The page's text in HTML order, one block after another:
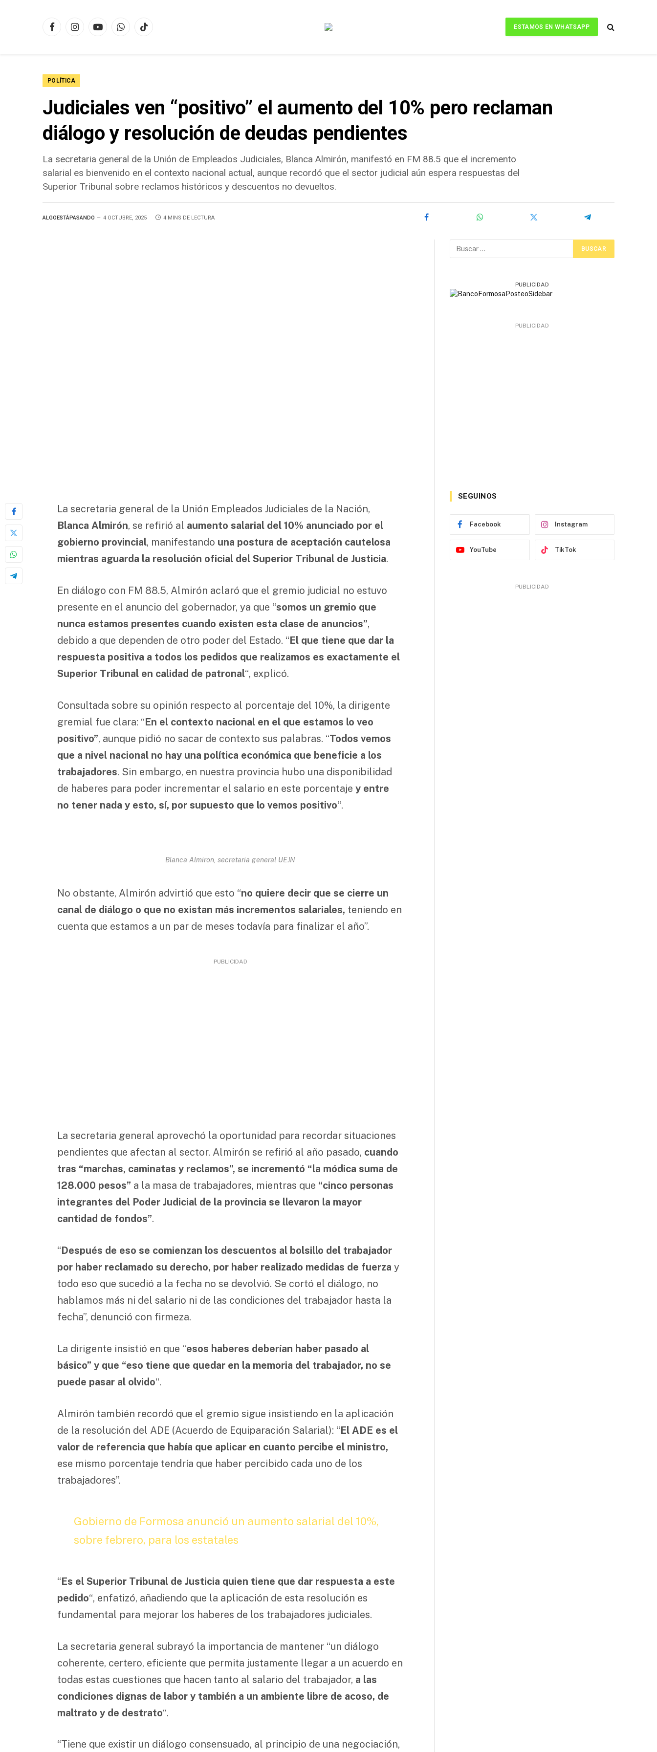
FacebookInstagramYouTubeWhatsAppTikTok
ESTAMOS EN WHATSAPP
POLÍTICA
Judiciales ven “positivo” el aumento del 10% pero reclaman
diálogo y resolución de deudas pendientes
La secretaria general de la Unión de Empleados Judiciales, Blanca Almirón, manifestó en FM 88.5 que el incremento
salarial es bienvenido en el contexto nacional actual, aunque recordó que el sector judicial aún espera respuestas del
Superior Tribunal sobre reclamos históricos y descuentos no devueltos.
ALGOESTÁPASANDO 4 OCTUBRE, 2025 4 MINS DE LECTURA
La secretaria general de la Unión Empleados Judiciales de la Nación,
Blanca Almirón, se refirió al aumento salarial del 10% anunciado por el
gobierno provincial, manifestando una postura de aceptación cautelosa
mientras aguarda la resolución oficial del Superior Tribunal de Justicia.
En diálogo con FM 88.5, Almirón aclaró que el gremio judicial no estuvo
presente en el anuncio del gobernador, ya que “somos un gremio que
nunca estamos presentes cuando existen esta clase de anuncios”,
debido a que dependen de otro poder del Estado. “El que tiene que dar la
respuesta positiva a todos los pedidos que realizamos es exactamente el
Superior Tribunal en calidad de patronal“, explicó.
Consultada sobre su opinión respecto al porcentaje del 10%, la dirigente
gremial fue clara: “En el contexto nacional en el que estamos lo veo
positivo”, aunque pidió no sacar de contexto sus palabras. “Todos vemos
que a nivel nacional no hay una política económica que beneficie a los
trabajadores. Sin embargo, en nuestra provincia hubo una disponibilidad
de haberes para poder incrementar el salario en este porcentajey entre
no tener nada y esto, sí, por supuesto que lo vemos positivo“.
Blanca Almiron, secretaria general UEJN
No obstante, Almirón advirtió que esto “no quiere decir que se cierre un
canal de diálogo o que no existan más incrementos salariales, teniendo en
cuenta que estamos a un par de meses todavía para finalizar el año”.
PUBLICIDAD
La secretaria general aprovechó la oportunidad para recordar situaciones
pendientes que afectan al sector. Almirón se refirió al año pasado, cuando
tras “marchas, caminatas y reclamos”, se incrementó “la módica suma de
128.000 pesos” a la masa de trabajadores, mientras que “cinco personas
integrantes del Poder Judicial de la provincia se llevaron la mayor
cantidad de fondos”.
“Después de eso se comienzan los descuentos al bolsillo del trabajador
por haber reclamado su derecho, por haber realizado medidas de fuerza y
todo eso que sucedió a la fecha no se devolvió. Se cortó el diálogo, no
hablamos más ni del salario ni de las condiciones del trabajador hasta la
fecha”, denunció con firmeza.
La dirigente insistió en que “esos haberes deberían haber pasado al
básico” y que “eso tiene que quedar en la memoria del trabajador, no se
puede pasar al olvido“.
Almirón también recordó que el gremio sigue insistiendo en la aplicación
de la resolución del ADE (Acuerdo de Equiparación Salarial): “El ADE es el
valor de referencia que había que aplicar en cuanto percibe el ministro,
ese mismo porcentaje tendría que haber percibido cada uno de los
trabajadores”.
Gobierno de Formosa anunció un aumento salarial del 10%,
sobre febrero, para los estatales
“Es el Superior Tribunal de Justicia quien tiene que dar respuesta a este
pedido“, enfatizó, añadiendo que la aplicación de esta resolución es
fundamental para mejorar los haberes de los trabajadores judiciales.
La secretaria general subrayó la importancia de mantener “un diálogo
coherente, certero, eficiente que permita justamente llegar a un acuerdo en
todas estas cuestiones que hacen tanto al salario del trabajador, a las
condiciones dignas de labor y también a un ambiente libre de acoso, de
maltrato y de destrato“.
“Tiene que existir un diálogo consensuado, al principio de una negociación,
PUBLICIDAD
PUBLICIDAD
SEGUINOS
Facebook Instagram
YouTube TikTok
PUBLICIDAD